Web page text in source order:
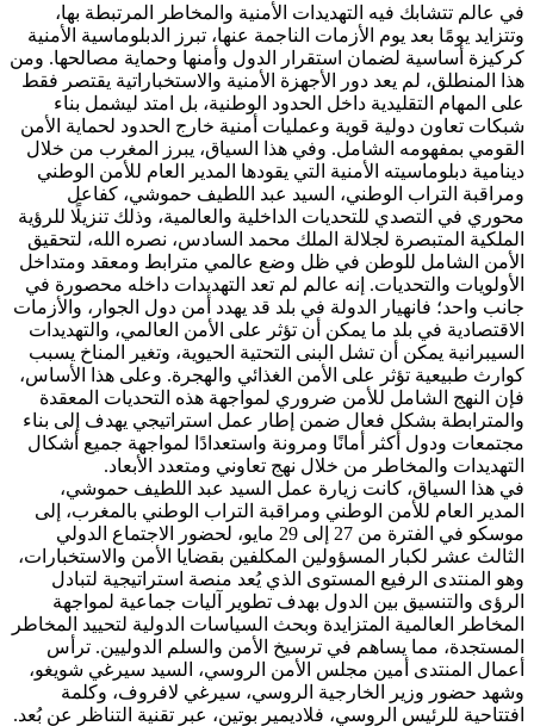
في عالم تتشابك فيه التهديدات الأمنية والمخاطر المرتبطة بها،
وتتزايد يومًا بعد يوم الأزمات الناجمة عنها، تبرز الدبلوماسية الأمنية
كركيزة أساسية لضمان استقرار الدول وأمنها وحماية مصالحها. ومن
هذا المنطلق، لم يعد دور الأجهزة الأمنية والاستخباراتية يقتصر فقط
على المهام التقليدية داخل الحدود الوطنية، بل امتد ليشمل بناء
شبكات تعاون دولية قوية وعمليات أمنية خارج الحدود لحماية الأمن
القومي بمفهومه الشامل. وفي هذا السياق، يبرز المغرب من خلال
دينامية دبلوماسيته الأمنية التي يقودها المدير العام للأمن الوطني
ومراقبة التراب الوطني، السيد عبد اللطيف حموشي، كفاعل
محوري في التصدي للتحديات الداخلية والعالمية، وذلك تنزيلًا للرؤية
الملكية المتبصرة لجلالة الملك محمد السادس، نصره الله، لتحقيق
الأمن الشامل للوطن في ظل وضع عالمي مترابط ومعقد ومتداخل
الأولويات والتحديات. إنه عالم لم تعد التهديدات داخله محصورة في
جانب واحد؛ فانهيار الدولة في بلد قد يهدد أمن دول الجوار، والأزمات
الاقتصادية في بلد ما يمكن أن تؤثر على الأمن العالمي، والتهديدات
السيبرانية يمكن أن تشل البنى التحتية الحيوية، وتغير المناخ يسبب
كوارث طبيعية تؤثر على الأمن الغذائي والهجرة. وعلى هذا الأساس،
فإن النهج الشامل للأمن ضروري لمواجهة هذه التحديات المعقدة
والمترابطة بشكل فعال ضمن إطار عمل استراتيجي يهدف إلى بناء
مجتمعات ودول أكثر أمانًا ومرونة واستعدادًا لمواجهة جميع أشكال
التهديدات والمخاطر من خلال نهج تعاوني ومتعدد الأبعاد.
في هذا السياق، كانت زيارة عمل السيد عبد اللطيف حموشي،
المدير العام للأمن الوطني ومراقبة التراب الوطني بالمغرب، إلى
موسكو في الفترة من 27 إلى 29 مايو، لحضور الاجتماع الدولي
الثالث عشر لكبار المسؤولين المكلفين بقضايا الأمن والاستخبارات،
وهو المنتدى الرفيع المستوى الذي يُعد منصة استراتيجية لتبادل
الرؤى والتنسيق بين الدول بهدف تطوير آليات جماعية لمواجهة
المخاطر العالمية المتزايدة وبحث السياسات الدولية لتحييد المخاطر
المستجدة، مما يساهم في ترسيخ الأمن والسلم الدوليين. ترأس
أعمال المنتدى أمين مجلس الأمن الروسي، السيد سيرغي شويغو،
وشهد حضور وزير الخارجية الروسي، سيرغي لافروف، وكلمة
افتتاحية للرئيس الروسي، فلاديمير بوتين، عبر تقنية التناظر عن بُعد.